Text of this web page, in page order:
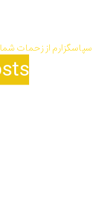
سپاسگزارم از زحمات شما